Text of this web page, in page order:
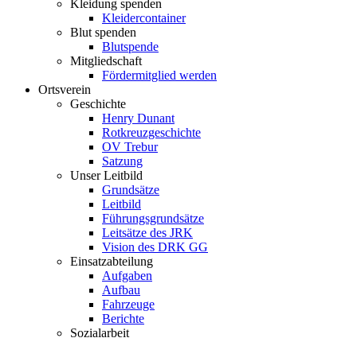
Kleidung spenden
Kleidercontainer
Blut spenden
Blutspende
Mitgliedschaft
Fördermitglied werden
Ortsverein
Geschichte
Henry Dunant
Rotkreuzgeschichte
OV Trebur
Satzung
Unser Leitbild
Grundsätze
Leitbild
Führungsgrundsätze
Leitsätze des JRK
Vision des DRK GG
Einsatzabteilung
Aufgaben
Aufbau
Fahrzeuge
Berichte
Sozialarbeit